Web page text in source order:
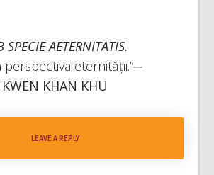
SPECIE AETERNITATIS.
perspectiva eternității.”─
KWEN KHAN KHU
LEAVE A REPLY